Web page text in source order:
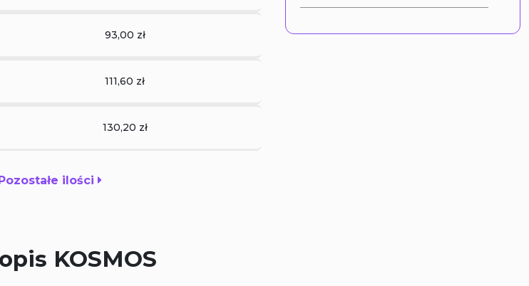
93,00 zł
111,60 zł
130,20 zł
ilości
KOSMOS